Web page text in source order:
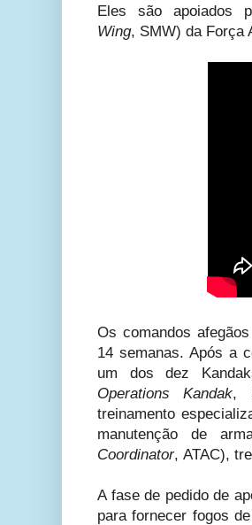
Eles são apoiados
Wing, SMW) da Força
Os comandos
14 semanas. Após a
um dos dez
Operations Kandak,
treinamento
manutenção de
Coordinator, ATAC),
A fase de pedido de
para fornecer fogos